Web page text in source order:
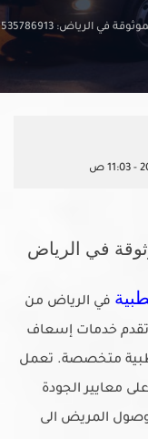
في الرياض: 535786913
في الرياض
في الرياض من
تقدم خدمات إسعاف
متخصصة. تعمل
معايير الجودة
المريض الى